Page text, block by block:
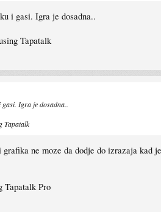
i gasi. Igra je dosadna..
Tapatalk
Igra je dosadna..
Tapatalk
grafika ne moze da dodje do izrazaja
Tapatalk Pro